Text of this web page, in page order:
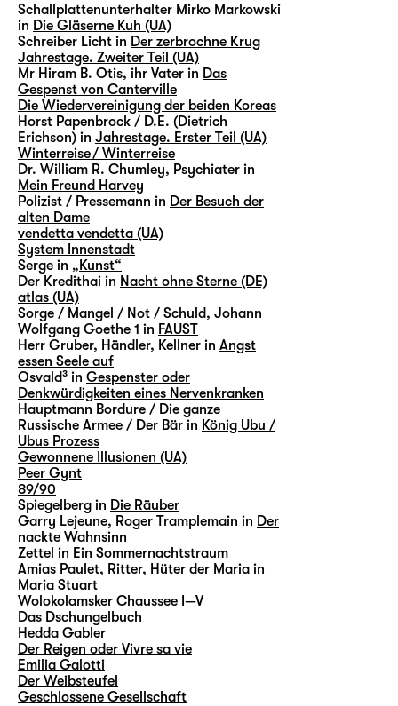
Schallplattenunterhalter Mirko Markowski
in Die Gläserne Kuh (UA)
Schreiber Licht in Der zerbrochne Krug
Jahrestage. Zweiter Teil (UA)
Mr Hiram B. Otis, ihr Vater in Das
Gespenst von Canterville
Die Wiedervereinigung der beiden Koreas
Horst Papenbrock / D.E. (Dietrich
Erichson) in Jahrestage. Erster Teil (UA)
Winterreise / Winterreise
Dr. William R. Chumley, Psychiater in
Mein Freund Harvey
Polizist / Pressemann in Der Besuch der
alten Dame
vendetta vendetta (UA)
System Innenstadt
Serge in „Kunst“
Der Kredithai in Nacht ohne Sterne (DE)
atlas (UA)
Sorge / Mangel / Not / Schuld, Johann
Wolfgang Goethe 1 in FAUST
Herr Gruber, Händler, Kellner in Angst
essen Seele auf
Osvald³ in Gespenster oder
Denkwürdigkeiten eines Nervenkranken
Hauptmann Bordure / Die ganze
Russische Armee / Der Bär in König Ubu /
Ubus Prozess
Gewonnene Illusionen (UA)
Peer Gynt
89/90
Spiegelberg in Die Räuber
Garry Lejeune, Roger Tramplemain in Der
nackte Wahnsinn
Zettel in Ein Sommernachtstraum
Amias Paulet, Ritter, Hüter der Maria in
Maria Stuart
Wolokolamsker Chaussee I—V
Das Dschungelbuch
Hedda Gabler
Der Reigen oder Vivre sa vie
Emilia Galotti
Der Weibsteufel
Geschlossene Gesellschaft